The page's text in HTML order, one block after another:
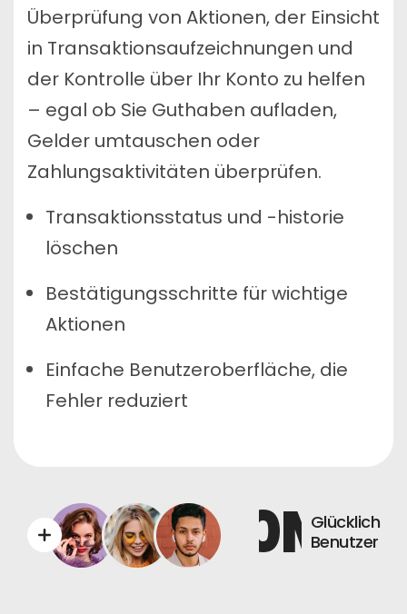
Überprüfung von Aktionen, der Einsicht
in Transaktionsaufzeichnungen und
der Kontrolle über Ihr Konto zu helfen
– egal ob Sie Guthaben aufladen,
Gelder umtauschen oder
Zahlungsaktivitäten überprüfen.
Transaktionsstatus und -historie
löschen
Bestätigungsschritte für wichtige
Aktionen
Einfache Benutzeroberfläche, die
Fehler reduziert
0M+
Glücklich
Benutzer